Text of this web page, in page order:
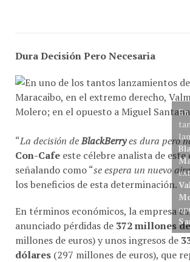
es dura pero
Con-Cafeeste célebre analista de este
señalando como “se espera un nuevo aire
los beneficios de esta determinación.
En términos económicos, la empresa
anunciado pérdidas de372 millones
millones de euros) y unos ingresos de
dólares(297 millones de euros), que
caída del 32%respecto al año